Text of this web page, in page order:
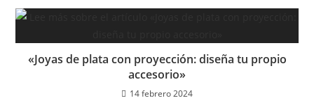
«Joyas de plata con proyección: diseña tu propio
accesorio»
14 febrero 2024